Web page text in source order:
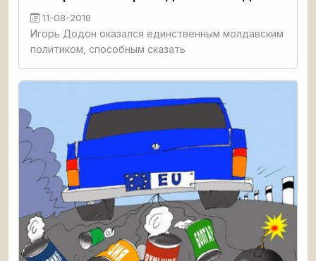
11-08-2018
Игорь Додон оказался единственным молдавским
политиком, способным сказать